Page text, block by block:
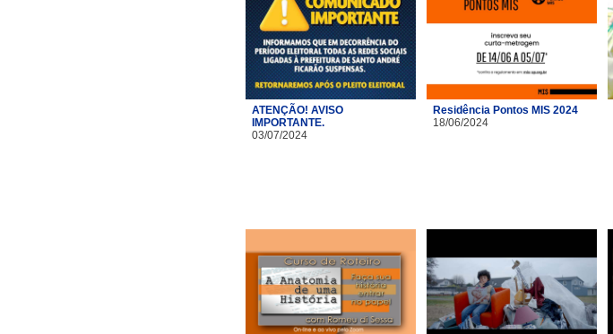
ATENÇÃO! AVISO
IMPORTANTE.
03/07/2024
Residência Pontos MIS 2024
18/06/2024